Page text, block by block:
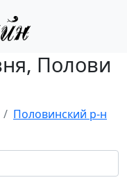
Полови
Половинский р-н